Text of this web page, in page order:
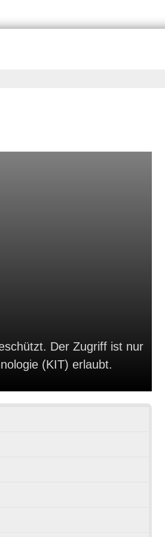
Der Zugriff ist nur
(KIT) erlaubt.